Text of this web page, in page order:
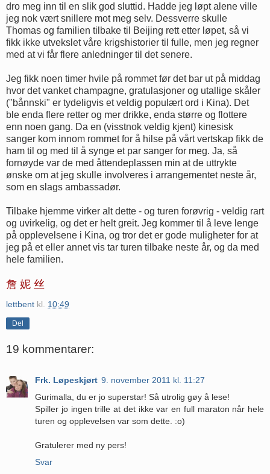
dro meg inn til en slik god sluttid. Hadde jeg løpt alene ville
jeg nok vært snillere mot meg selv. Dessverre skulle
Thomas og familien tilbake til Beijing rett etter løpet, så vi
fikk ikke utvekslet våre krigshistorier til fulle, men jeg regner
med at vi får flere anledninger til det senere.
Jeg fikk noen timer hvile på rommet før det bar ut på middag
hvor det vanket champagne, gratulasjoner og utallige skåler
("bånnski" er tydeligvis et veldig populært ord i Kina). Det
ble enda flere retter og mer drikke, enda større og flottere
enn noen gang. Da en (visstnok veldig kjent) kinesisk
sanger kom innom rommet for å hilse på vårt vertskap fikk de
ham til og med til å synge et par sanger for meg. Ja, så
fornøyde var de med åttendeplassen min at de uttrykte
ønske om at jeg skulle involveres i arrangementet neste år,
som en slags ambassadør.
Tilbake hjemme virker alt dette - og turen forøvrig - veldig rart
og uvirkelig, og det er helt greit. Jeg kommer til å leve lenge
på opplevelsene i Kina, og tror det er gode muligheter for at
jeg på et eller annet vis tar turen tilbake neste år, og da med
hele familien.
詹 妮 丝
lettbent kl. 10:49
Del
19 kommentarer:
Frk. Løpeskjørt 9. november 2011 kl. 11:27
Gurimalla, du er jo superstar! Så utrolig gøy å lese!
Spiller jo ingen trille at det ikke var en full maraton når hele
turen og opplevelsen var som dette. :o)
Gratulerer med ny pers!
Svar